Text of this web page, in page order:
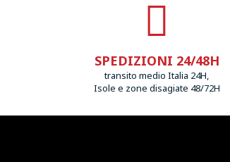
SPEDIZIONI 24/48H
transito medio Italia 24H,
Isole e zone disagiate 48/72H